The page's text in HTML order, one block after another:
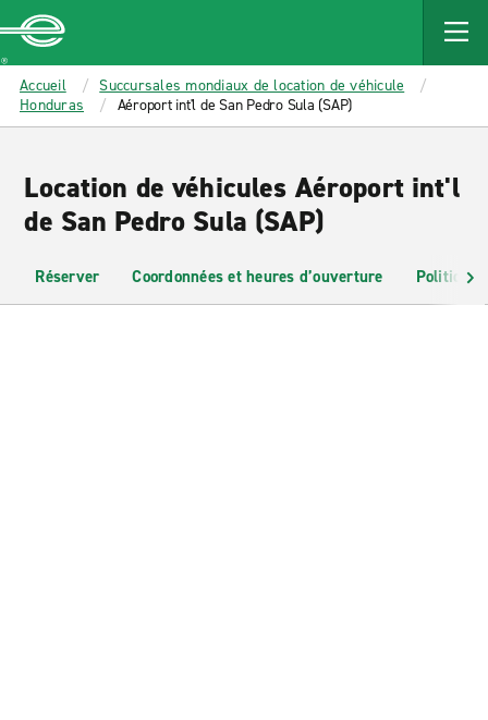
MAIN
CONTENT
Enterprise
Accueil
Succursales mondiaux de location de véhicule
Honduras
Aéroport int'l de San Pedro Sula (SAP)
Location de véhicules Aéroport int'l
de San Pedro Sula (SAP)
Réserver Coordonnées et heures d’ouverture Politiques